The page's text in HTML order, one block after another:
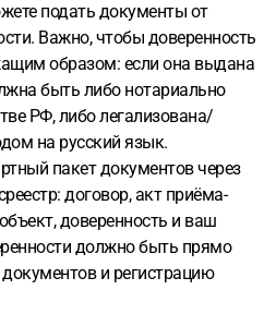
подать документы от
Важно, чтобы доверенность
образом: если она выдана
быть либо нотариально
РФ, либо легализована/
на русский язык.
пакет документов через
договор, акт приёма-
доверенность и ваш
должно быть прямо
и регистрацию